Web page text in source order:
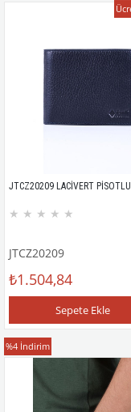
★ ★ ★ ★ ★
JTCZ20209
₺1.504,84
Sepete Ekle
Bileklik
%4 İndirim